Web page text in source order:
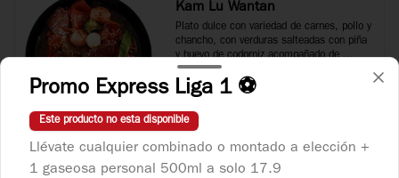
Kam Lu Wantan
Plato dulce con variedad de carnes, pollo y
chancho, con verduras salteadas con piña
y huevo de codorniz acompañado de
wantan frito.
Langostino Dinamita
Promo Express Liga 1 ⚽
Este producto no esta disponible
Llévate cualquier combinado o montado a elección +
1 gaseosa personal 500ml a solo 17.9